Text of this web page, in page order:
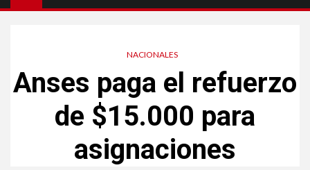
NACIONALES
Anses paga el refuerzo
de $15.000 para
asignaciones